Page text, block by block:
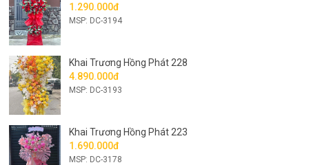
1.290.000đ
MSP: DC-3194
Khai Trương Hồng Phát 228
4.890.000đ
MSP: DC-3193
Khai Trương Hồng Phát 223
1.690.000đ
MSP: DC-3178